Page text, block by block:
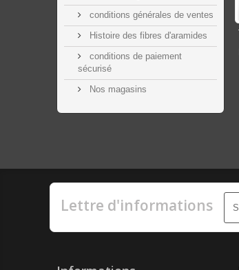
conditions générales de ventes
Histoire des fibres d'aramides
conditions de paiement
sécurisé
Nos magasins
Lettre d'informations